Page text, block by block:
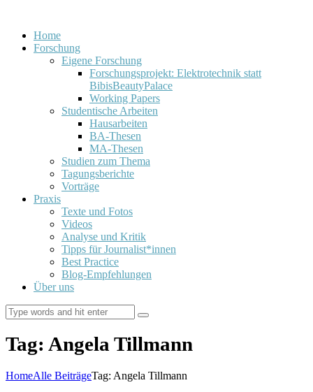
Home
Forschung
Eigene Forschung
Forschungsprojekt: Elektrotechnik statt
BibisBeautyPalace
Working Papers
Studentische Arbeiten
Hausarbeiten
BA-Thesen
MA-Thesen
Studien zum Thema
Tagungsberichte
Vorträge
Praxis
Texte und Fotos
Videos
Analyse und Kritik
Tipps für Journalist*innen
Best Practice
Blog-Empfehlungen
Über uns
Tag: Angela Tillmann
HomeAlle BeiträgeTag: Angela Tillmann